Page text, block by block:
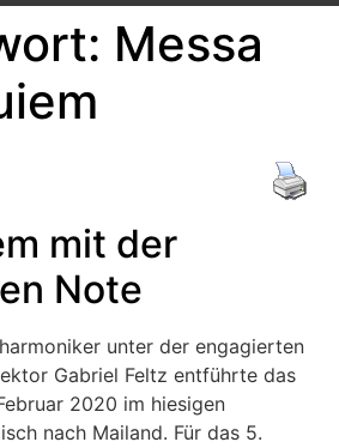
Messa
mit der
Note
unter der engagierten
Gabriel Feltz entführte das
2020 im hiesigen
nach Mailand. Für das 5.